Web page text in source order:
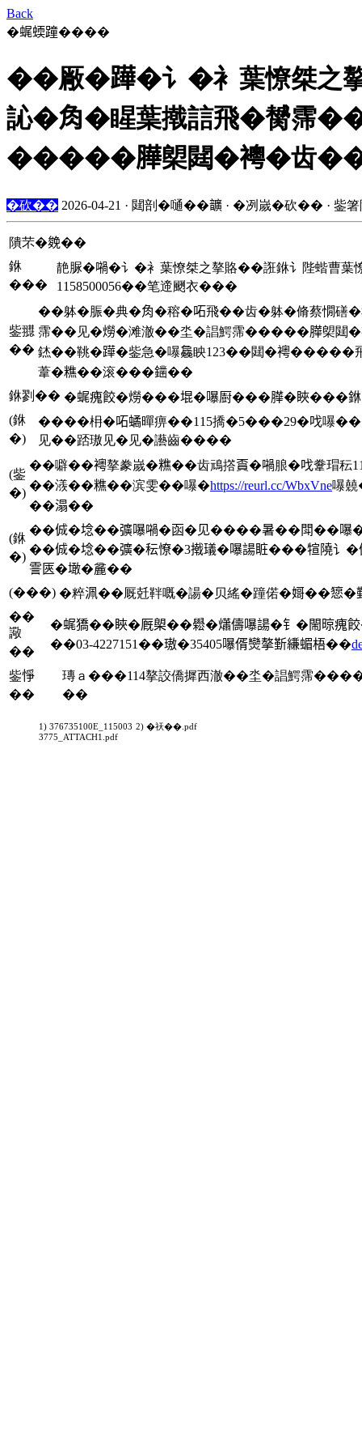
Back
�𧋦蝡蹱����
��厰�𨅯�讠�衤葉憭桀之
訫�𧢲�睲葉撠誩飛�膥霈
�����𦠜㮾閮�𧞄�齿
�砍�� 2026-04-21 · 閮剖�嗵��𩑈 · �冽嵗�砍�� · 鈭
隤芣�𠬍��
銝
���
靘脲�𡁜�讠�衤葉憭桀之摮賂��誑銝讠陛蝔
1158500056��笔遆颲衣���
鈭䎚
��
��躰�脤�典�𧢲�穃�𠰴飛��齿�躰�脩蔡憪磰�
霈��见�𤏪�滩澈��坔�誯鰐霈�����𦠜㮾
錰��鞉�𨅯�鈭急�嚗𣬚眏123��閮�𧞄�����
葦�𥼚��滚���𨬭��
銝剹�� �𧋦瘣餃�𤏪���堒�嚗㕑���𦠜�䀹���
(銝
�)
����枏�𠰴𧑐暺痹��115撟�5���29�𠯫嚗
见��踎璈见�见�讛齒����
(鈭
�)
��噼��𧞄摮豢嵗�𥼚��齿䲮撘𧶏�𡁜朖�𠯫韏瑁
��㵪��𥼚��滨雯��嚗�https://reurl.cc/WbxVne嚗
��溻��
(銝
�)
��𠉛�埝��彍嚗𡁜�函�见����暑��閗��嚗�
��𠉛�埝��彍�秐憭�3撠𤩺�嚗諹𥅾���𤚗隢讠
霅匧�𡑒�麄��
(���) �粹𣳽��厩兛靽嘅�諹�贝䌊�蹱偌
��
䜘
��
�𧋦獢��䀹�厩㮾��𦦵�𤑳儔嚗諹�钅�閙晾瘣餃
��03-4227151��璈�35405嚗偦𤓖摮𣂷縑蝞梧��
鈭𢛵
��
瑼ａ���114摮詨僑摨西澈��坔�誯鰐霈
��
1) 376735100E_115003
3775_ATTACH1.pdf
2) �祆��.pdf